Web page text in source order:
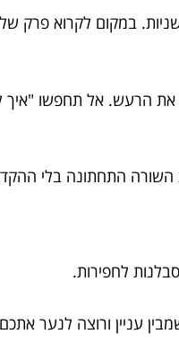
במקום לקרוא פרק
את הרעש. אל תחפשו
השורה התחתונה בלי
לחפירות.
עניין ורוצה לנער